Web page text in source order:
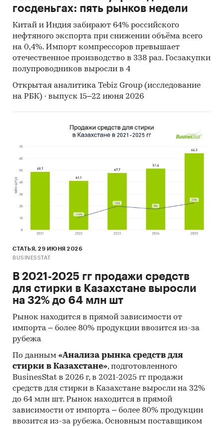
госденьгах: пять рынков недели
Китай и Индия забирают 64% российского
нефтяного экспорта при снижении объёма всего
на 0,4%. Импорт компрессоров превышает
отечественное производство в 338 раз. Госзакупки
полупроводников выросли в 4
Открытая аналитика Tebiz Group (исследование
на РБК) · выпуск 15–22 июня 2026
СТАТЬЯ, 29 ИЮНЯ 2026
BUSINESSTAT
В 2021-2025 гг продажи средств
для стирки в Казахстане выросли
на 32% до 64 млн шт
Рынок находится в прямой зависимости от
импорта – более 80% продукции ввозится из-за
рубежа
По данным «Анализа рынка средств для
стирки в Казахстане», подготовленного
BusinesStat в 2026 г, в 2021-2025 гг продажи
средств для стирки в Казахстане выросли на 32%
до 64 млн шт. Рынок находится в прямой
зависимости от импорта – более 80% продукции
ввозится из-за рубежа. Основным поставщиком